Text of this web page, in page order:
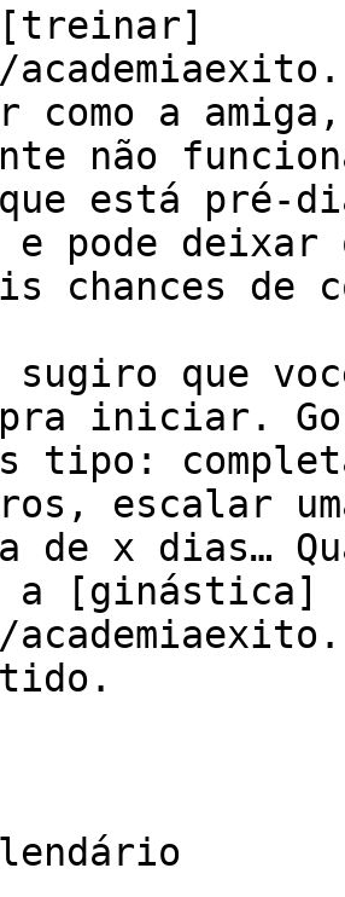
como a
não
está pré-
pode deixar
chances de
iniciar.
tipo:
escalar
de x dias…
a [ginástica]